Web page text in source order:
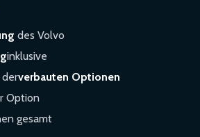
des Volvo
inklusive
derverbauten Optionen
Option
gesamt